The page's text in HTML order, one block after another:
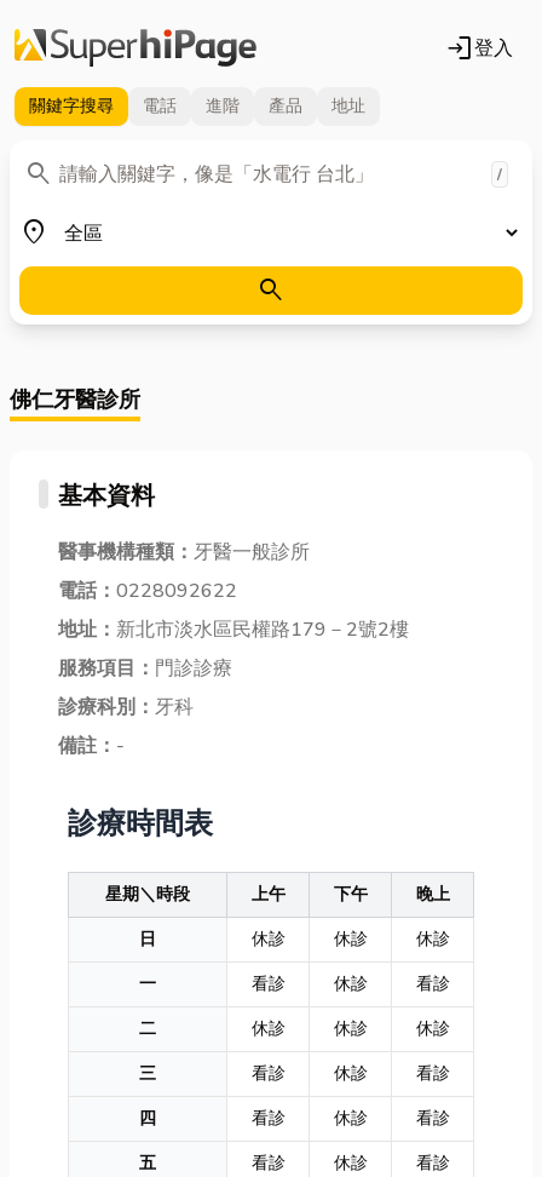
login登入
關鍵字搜尋 電話 進階 產品 地址
search
關鍵字 /
place
地區
search
佛仁牙醫診所
基本資料
醫事機構種類： 牙醫一般診所
電話： 0228092622
地址： 新北市淡水區民權路179－2號2樓
服務項目： 門診診療
診療科別： 牙科
備註： -
診療時間表
星期＼時段 上午 下午
晚上
日
休診 休診
休診
一
看診 休診
看診
二
休診 休診
休診
三
看診 休診
看診
四
看診 休診
看診
五
看診 休診
看診